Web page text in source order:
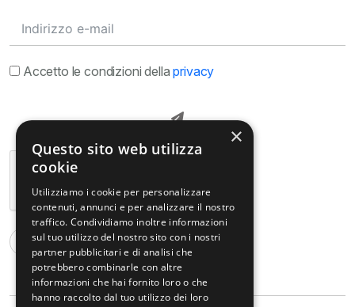
Accetto le condizioni dellaprivacy
×
Questo sito web utilizza
cookie
Utilizziamo i cookie per personalizzare
contenuti, annunci e per analizzare il nostro
traffico. Condividiamo inoltre informazioni
sul tuo utilizzo del nostro sito con i nostri
partner pubblicitari e di analisi che
potrebbero combinarle con altre
informazioni che hai fornito loro o che
hanno raccolto dal tuo utilizzo dei loro